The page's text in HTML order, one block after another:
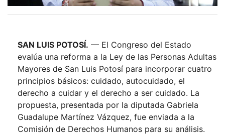
SAN LUIS POTOSÍ. — El Congreso del Estado
evalúa una reforma a la Ley de las Personas Adultas
Mayores de San Luis Potosí para incorporar cuatro
principios básicos: cuidado, autocuidado, el
derecho a cuidar y el derecho a ser cuidado. La
propuesta, presentada por la diputada Gabriela
Guadalupe Martínez Vázquez, fue enviada a la
Comisión de Derechos Humanos para su análisis.